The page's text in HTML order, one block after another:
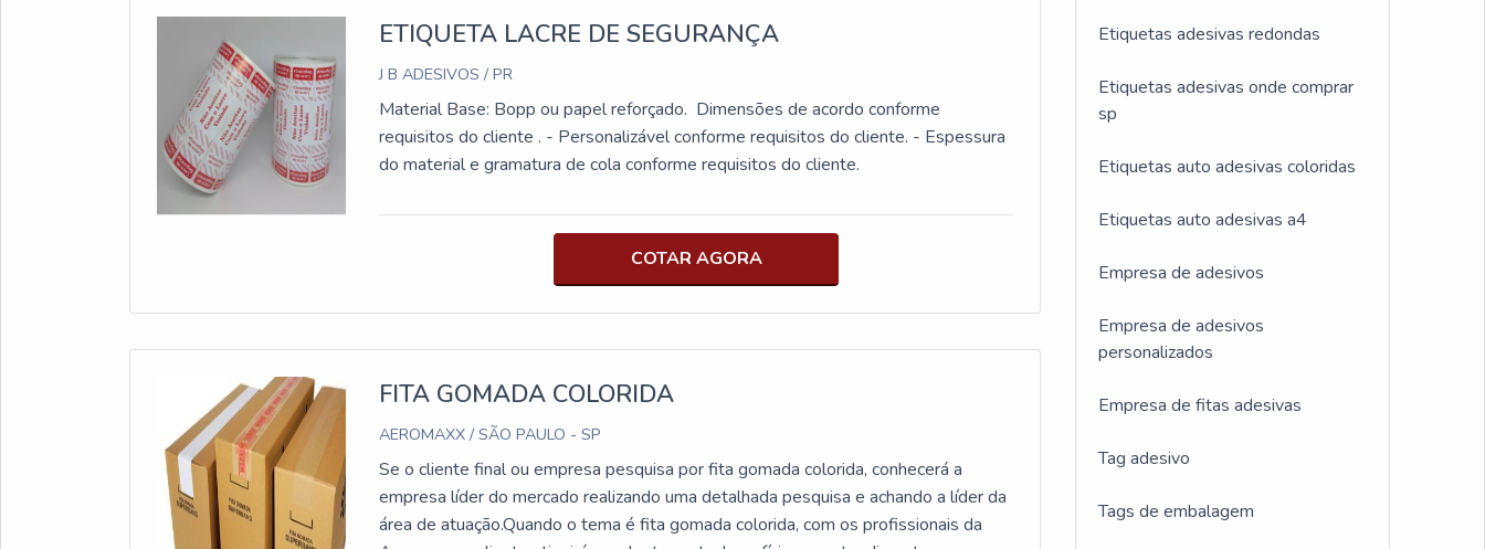
ETIQUETA LACRE DE SEGURANÇA
J B ADESIVOS / PR
Material Base: Bopp ou papel reforçado. Dimensões de acordo conforme
requisitos do cliente . - Personalizável conforme requisitos do cliente. - Espessura
do material e gramatura de cola conforme requisitos do cliente.
COTAR AGORA
FITA GOMADA COLORIDA
AEROMAXX / SÃO PAULO - SP
Se o cliente final ou empresa pesquisa por fita gomada colorida, conhecerá a
empresa líder do mercado realizando uma detalhada pesquisa e achando a líder da
área de atuação.Quando o tema é fita gomada colorida, com os profissionais da
Etiquetas adesivas redondas
Etiquetas adesivas onde comprar
sp
Etiquetas auto adesivas coloridas
Etiquetas auto adesivas a4
Empresa de adesivos
Empresa de adesivos
personalizados
Empresa de fitas adesivas
Tag adesivo
Tags de embalagem